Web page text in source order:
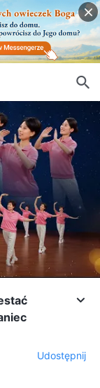
Udostępnij